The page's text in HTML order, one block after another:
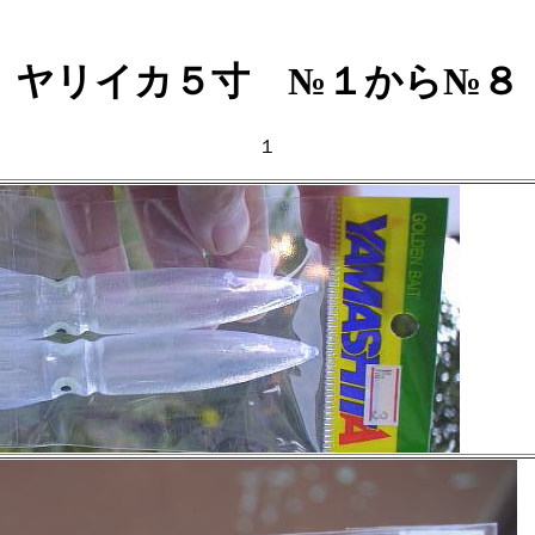
ヤリイカ５寸 №１から№８
１